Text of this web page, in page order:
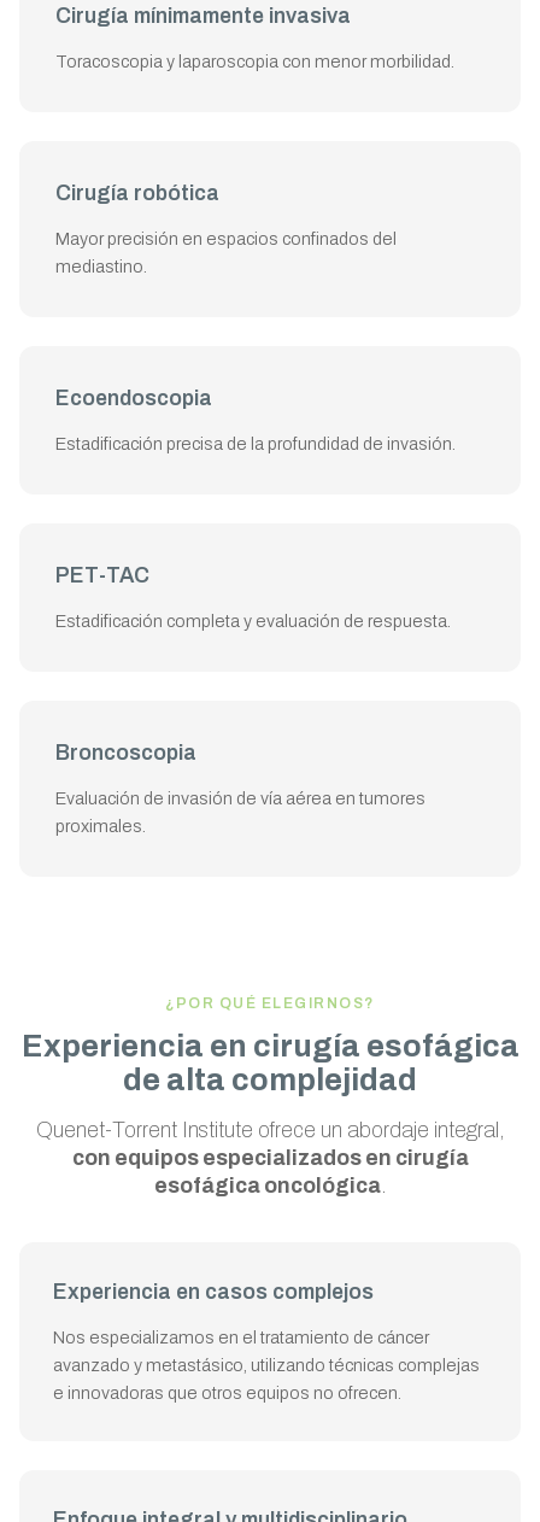
Cirugía mínimamente invasiva
Toracoscopia y laparoscopia con menor morbilidad.
Cirugía robótica
Mayor precisión en espacios confinados del
mediastino.
Ecoendoscopia
Estadificación precisa de la profundidad de invasión.
PET-TAC
Estadificación completa y evaluación de respuesta.
Broncoscopia
Evaluación de invasión de vía aérea en tumores
proximales.
¿POR QUÉ ELEGIRNOS?
Experiencia en cirugía esofágica
de alta complejidad
Quenet-Torrent Institute ofrece un abordaje integral,
con equipos especializados en cirugía
esofágica oncológica.
Experiencia en casos complejos
Nos especializamos en el tratamiento de cáncer
avanzado y metastásico, utilizando técnicas complejas
e innovadoras que otros equipos no ofrecen.